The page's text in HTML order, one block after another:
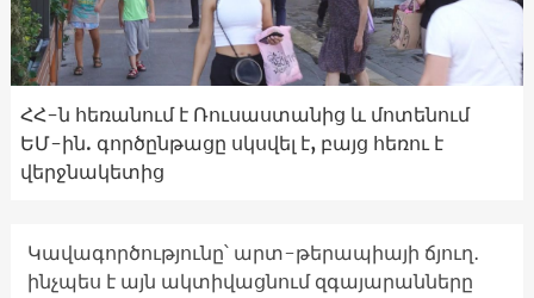
ՀՀ-ն հեռանում է Ռուսաստանից և մոտենում
ԵՄ-ին. գործընթացը սկսվել է, բայց հեռու է
վերջնակետից
Կավագործությունը՝ արտ-թերապիայի ճյուղ․
ինչպես է այն ակտիվացնում զգայարանները